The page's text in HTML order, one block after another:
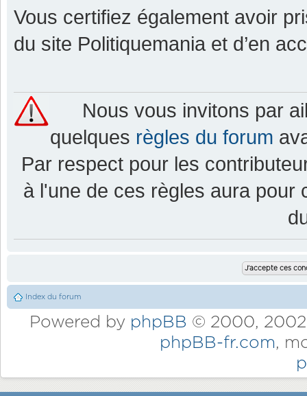
Vous certifiez également avoir
du site Politiquemania et d’en
Nous vous invitons par
quelques règles du forum
Par respect pour les
à l'une de ces règles aura pour
Index du forum
Powered by phpBB © 2000,
phpBB-fr.com,